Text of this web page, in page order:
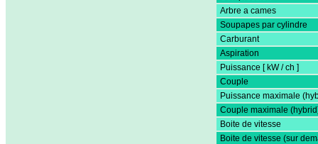
Arbre a cames
Soupapes par cylindre
Carburant
Aspiration
Puissance [ kW / ch ]
Couple
Puissance maximale
Couple maximale
Boite de vitesse
Boite de vitesse (sur